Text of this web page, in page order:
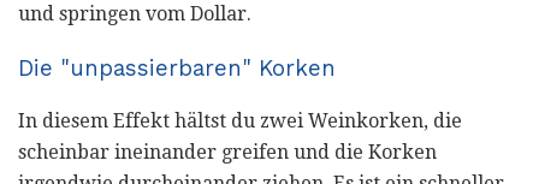
und springen vom Dollar.
Die "unpassierbaren" Korken
In diesem Effekt hältst du zwei Weinkorken, die
scheinbar ineinander greifen und die Korken